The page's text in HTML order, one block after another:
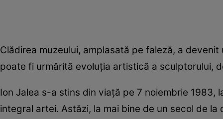
Clădirea muzeului, amplasată pe faleză, a
poate fi urmărită evoluția artistică a sculptorului,
Ion Jalea s-a stins din viață pe 7 noiembrie
integral artei. Astăzi, la mai bine de un secol de